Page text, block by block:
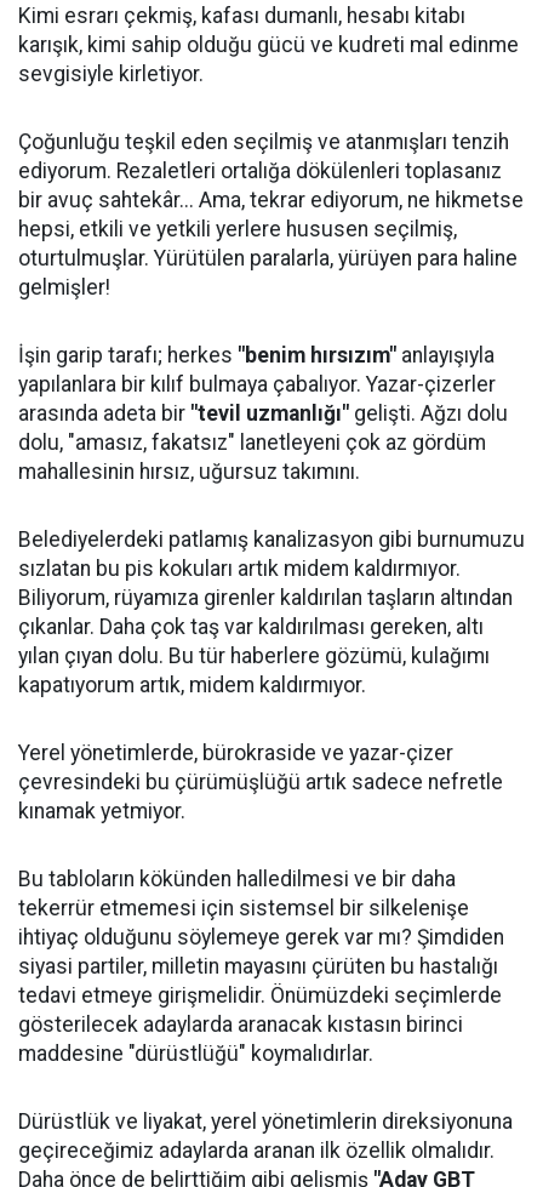
Kimi esrarı çekmiş, kafası dumanlı, hesabı kitabı
karışık, kimi sahip olduğu gücü ve kudreti mal edinme
sevgisiyle kirletiyor.
Çoğunluğu teşkil eden seçilmiş ve atanmışları tenzih
ediyorum. Rezaletleri ortalığa dökülenleri toplasanız
bir avuç sahtekâr... Ama, tekrar ediyorum, ne hikmetse
hepsi, etkili ve yetkili yerlere hususen seçilmiş,
oturtulmuşlar. Yürütülen paralarla, yürüyen para haline
gelmişler!
İşin garip tarafı; herkes "benim hırsızım" anlayışıyla
yapılanlara bir kılıf bulmaya çabalıyor. Yazar-çizerler
arasında adeta bir "tevil uzmanlığı" gelişti. Ağzı dolu
dolu, "amasız, fakatsız" lanetleyeni çok az gördüm
mahallesinin hırsız, uğursuz takımını.
Belediyelerdeki patlamış kanalizasyon gibi burnumuzu
sızlatan bu pis kokuları artık midem kaldırmıyor.
Biliyorum, rüyamıza girenler kaldırılan taşların altından
çıkanlar. Daha çok taş var kaldırılması gereken, altı
yılan çıyan dolu. Bu tür haberlere gözümü, kulağımı
kapatıyorum artık, midem kaldırmıyor.
Yerel yönetimlerde, bürokraside ve yazar-çizer
çevresindeki bu çürümüşlüğü artık sadece nefretle
kınamak yetmiyor.
Bu tabloların kökünden halledilmesi ve bir daha
tekerrür etmemesi için sistemsel bir silkelenişe
ihtiyaç olduğunu söylemeye gerek var mı? Şimdiden
siyasi partiler, milletin mayasını çürüten bu hastalığı
tedavi etmeye girişmelidir. Önümüzdeki seçimlerde
gösterilecek adaylarda aranacak kıstasın birinci
maddesine "dürüstlüğü" koymalıdırlar.
Dürüstlük ve liyakat, yerel yönetimlerin direksiyonuna
geçireceğimiz adaylarda aranan ilk özellik olmalıdır.
Daha önce de belirttiğim gibi gelişmiş "Aday GBT